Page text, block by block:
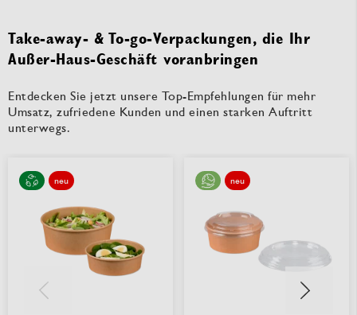
Take-away- & To-go-Verpackungen, die Ihr
Außer-Haus-Geschäft voranbringen
Entdecken Sie jetzt unsere Top-Empfehlungen für mehr
Umsatz, zufriedene Kunden und einen starken Auftritt
unterwegs.
neu neu